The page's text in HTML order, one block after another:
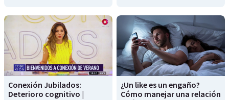
Conexión Jubilados:
Deterioro cognitivo |
¿Un like es un engaño?
Cómo manejar una relación